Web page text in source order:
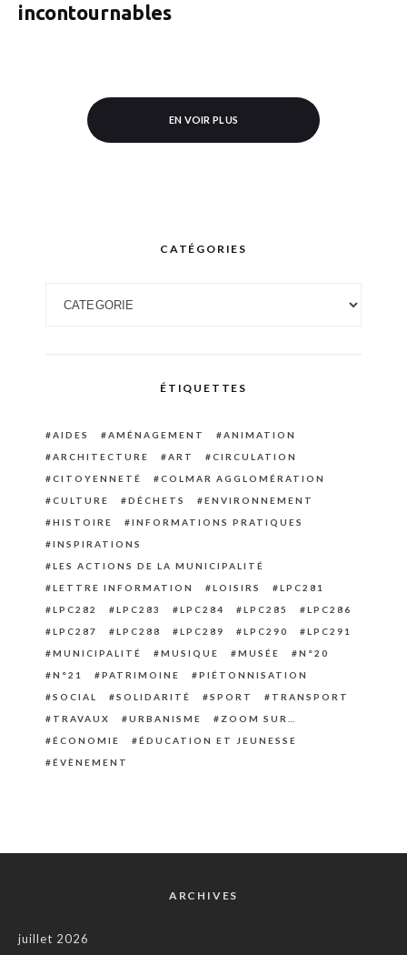
incontournables
EN VOIR PLUS
CATÉGORIES
ÉTIQUETTES
AIDES AMÉNAGEMENT
ANIMATION
ARCHITECTURE
ART
CIRCULATION
CITOYENNETÉ
COLMAR AGGLOMÉRATION
CULTURE
DÉCHETS
ENVIRONNEMENT
HISTOIRE
INFORMATIONS PRATIQUES
INSPIRATIONS
LES ACTIONS DE LA MUNICIPALITÉ
LETTRE INFORMATION
LOISIRS
LPC281
LPC282
LPC283 LPC284 LPC285
LPC286
LPC287
LPC288 LPC289 LPC290
LPC291
MUNICIPALITÉ
MUSIQUE MUSÉE
N°20
N°21
PATRIMOINE
PIÉTONNISATION
SOCIAL
SOLIDARITÉ SPORT
TRANSPORT
TRAVAUX
URBANISME
ZOOM SUR…
ÉCONOMIE
ÉDUCATION ET JEUNESSE
ÉVÈNEMENT
ARCHIVES
juillet 2026